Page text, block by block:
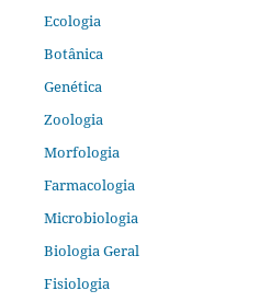
Ecologia
Botânica
Genética
Zoologia
Morfologia
Farmacologia
Microbiologia
Biologia Geral
Fisiologia